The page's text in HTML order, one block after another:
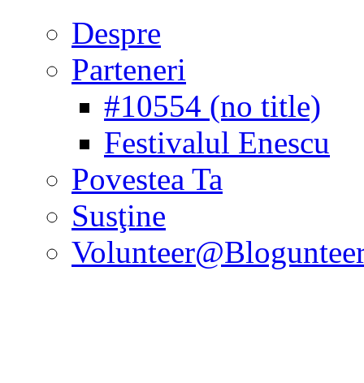
Despre
Parteneri
#10554 (no title)
Festivalul Enescu
Povestea Ta
Susţine